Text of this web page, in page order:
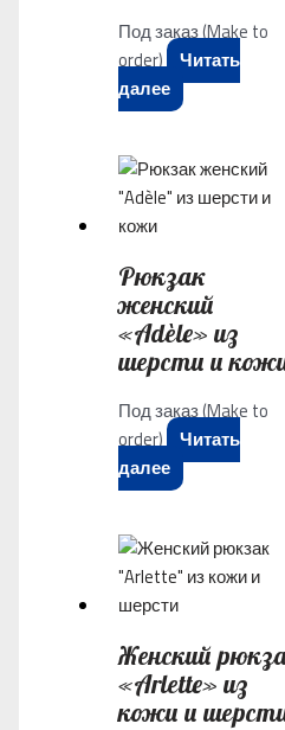
Под заказ (Make to
order) Читать
далее
Рюкзак
женский
«Adèle» из
шерсти и
Под заказ (Make to
order) Читать
далее
Женский
«Arlette» из
кожи и